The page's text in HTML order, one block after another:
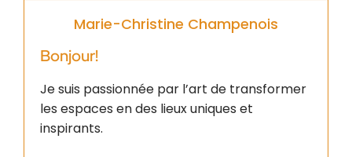
Marie-Christine Champenois
Bonjour!
Je suis passionnée par l’art de transformer
les espaces en des lieux uniques et
inspirants.